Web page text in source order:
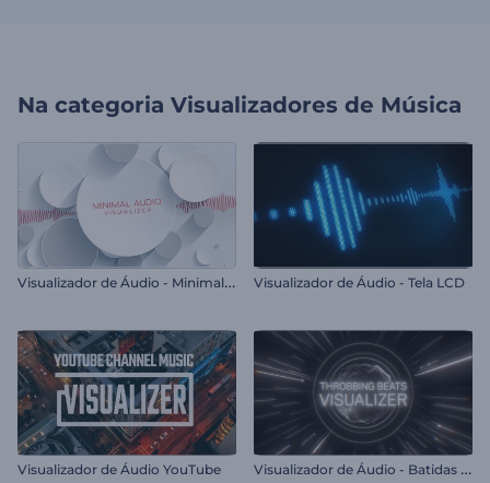
Na categoria Visualizadores de Música
V
isualizador de Áudio - Minimalista Visualizador de Áudio - Tela LCD
Visualizador de Áudio YouTube V
isualizador de Áudio - Batidas Pulsantes